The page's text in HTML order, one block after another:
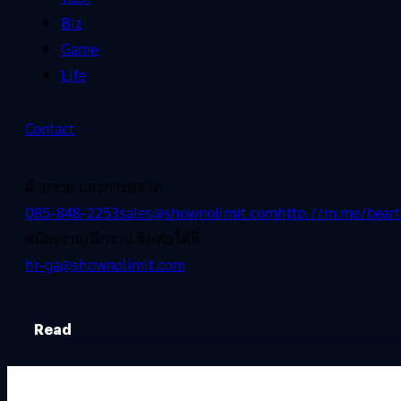
Biz
Game
Life
Contact
ฝ่ายขาย และการตลาด
085-848-2253sales@shownolimit.comhttp://m.me/
สมัครงาน/ฝึกงาน ติดต่อได้ที่
hr-ga@shownolimit.com
Read